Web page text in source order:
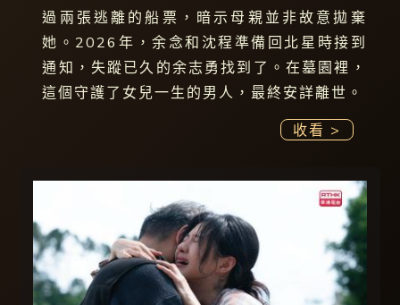
過兩張逃離的船票，暗示母親並非故意拋棄
她。2026年，余念和沈程準備回北星時接到
通知，失蹤已久的余志勇找到了。在墓園裡，
這個守護了女兒一生的男人，最終安詳離世。
收看 >